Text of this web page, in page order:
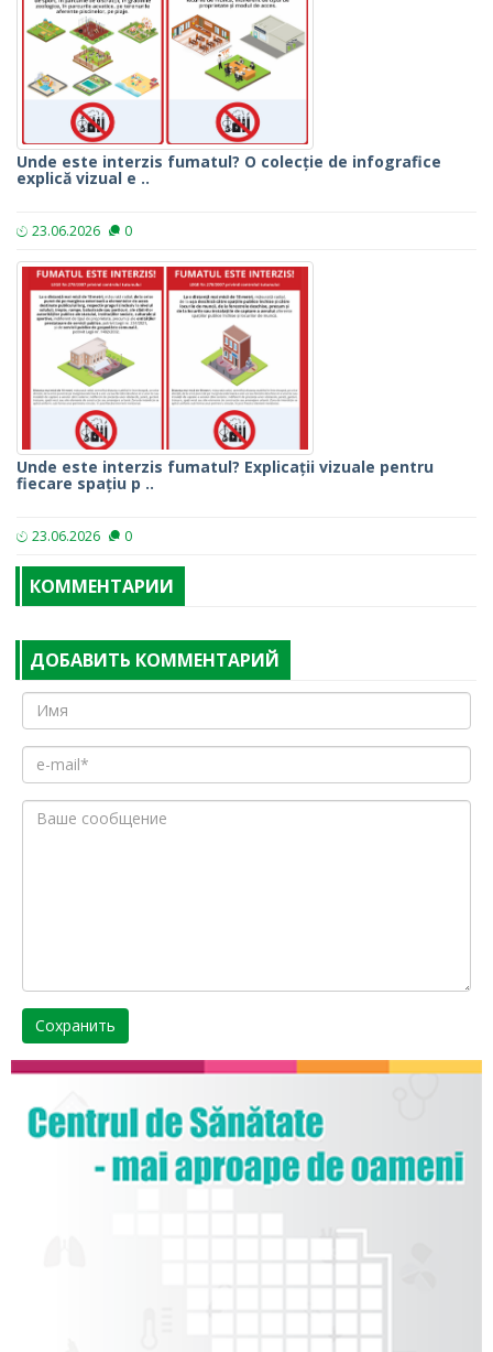
Unde este interzis fumatul? O colecție de infografice
explică vizual e ..
23.06.2026 0
Unde este interzis fumatul? Explicații vizuale pentru
fiecare spațiu p ..
23.06.2026 0
КОММЕНТАРИИ
ДОБАВИТЬ КОММЕНТАРИЙ
Сохранить